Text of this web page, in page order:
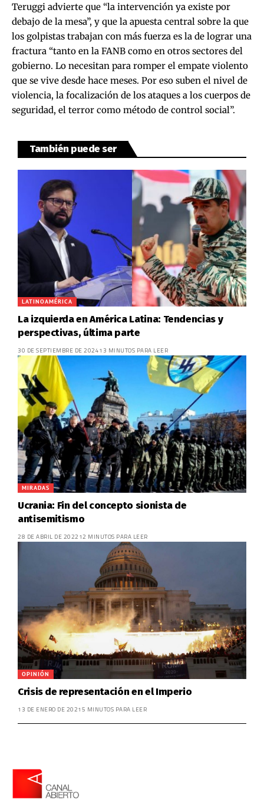
Teruggi advierte que “la intervención ya existe por
debajo de la mesa”, y que la apuesta central sobre la que
los golpistas trabajan con más fuerza es la de lograr una
fractura “tanto en la FANB como en otros sectores del
gobierno. Lo necesitan para romper el empate violento
que se vive desde hace meses. Por eso suben el nivel de
violencia, la focalización de los ataques a los cuerpos de
seguridad, el terror como método de control social”.
También puede ser
LATINOAMÉRICA
La izquierda en América Latina: Tendencias y
perspectivas, última parte
30 DE SEPTIEMBRE DE 202413 MINUTOS PARA LEER
MIRADAS
Ucrania: Fin del concepto sionista de
antisemitismo
28 DE ABRIL DE 2022 12 MINUTOS PARA LEER
OPINIÓN
Crisis de representación en el Imperio
13 DE ENERO DE 2021 5 MINUTOS PARA LEER